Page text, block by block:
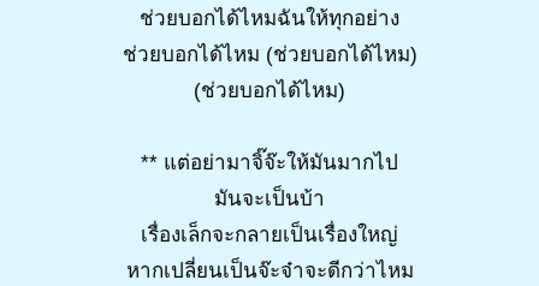
ช่วยบอกได้ไหมฉันให้ทุกอย่าง
ช่วยบอกได้ไหม (ช่วยบอกได้ไหม)
(ช่วยบอกได้ไหม)
** แต่อย่ามาจิ๊จ๊ะให้มันมากไป
มันจะเป็นบ้า
เรื่องเล็กจะกลายเป็นเรื่องใหญ่
หากเปลี่ยนเป็นจ๊ะจ๋าจะดีกว่าไหม